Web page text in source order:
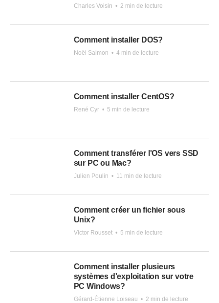
Charles Voisin • 2 min de lecture
Comment installer DOS?
Noël Salmon • 4 min de lecture
Comment installer CentOS?
René Cyr • 5 min de lecture
Comment transférer l'OS vers SSD
sur PC ou Mac?
Julien Poulin • 11 min de lecture
Comment créer un fichier sous
Unix?
Victor Rousset • 5 min de lecture
Comment installer plusieurs
systèmes d'exploitation sur votre
PC Windows?
Gérard-Étienne Loiseau • 2 min de lecture